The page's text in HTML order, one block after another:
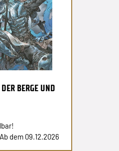
BERGE UND
dem 09.12.2026